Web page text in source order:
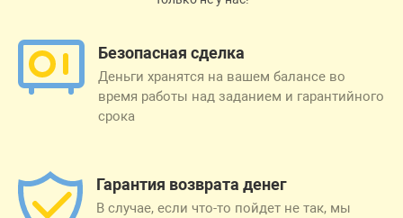
Безопасная сделка
Деньги хранятся на вашем балансе во
время работы над заданием и гарантийного
срока
Гарантия возврата денег
В случае, если что-то пойдет не так, мы